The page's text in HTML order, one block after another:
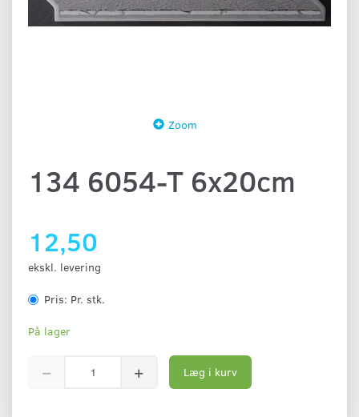
Zoom
134 6054-T 6x20cm
12,50
ekskl. levering
Pris: Pr. stk.
På lager
Læg i kurv